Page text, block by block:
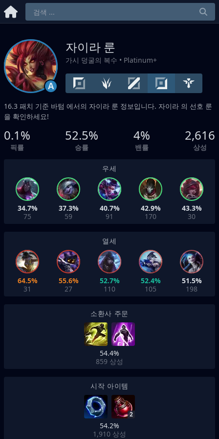
A
자이라 룬
가시 덩굴의 복수 • Platinum+
16.3 패치 기준 바텀 에서의 자이라 룬 정보입니다. 자이라 의 선호 룬
을 확인하세요!
0.1%
픽률
52.5%
승률
4%
밴률
2,616
상성
우세
34.7%
75
37.3%
59
40.7%
91
42.9%
170
43.3%
30
열세
64.5%
31
55.6%
27
52.7%
110
52.4%
105
51.5%
198
소환사 주문
54.4%
859 상성
시작 아이템
2
54.2%
1,910 상성